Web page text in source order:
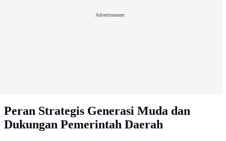
Advertisement
Peran Strategis Generasi Muda dan
Dukungan Pemerintah Daerah